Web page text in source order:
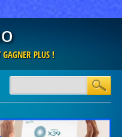
PLUS !